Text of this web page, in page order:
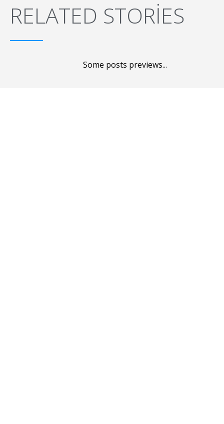
RELATED STORIES
Some posts previews...